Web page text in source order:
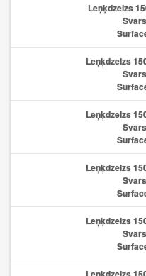
Leņķdzelzs
Leņķdzelzs
Leņķdzelzs
Leņķdzelzs
Leņķdzelzs